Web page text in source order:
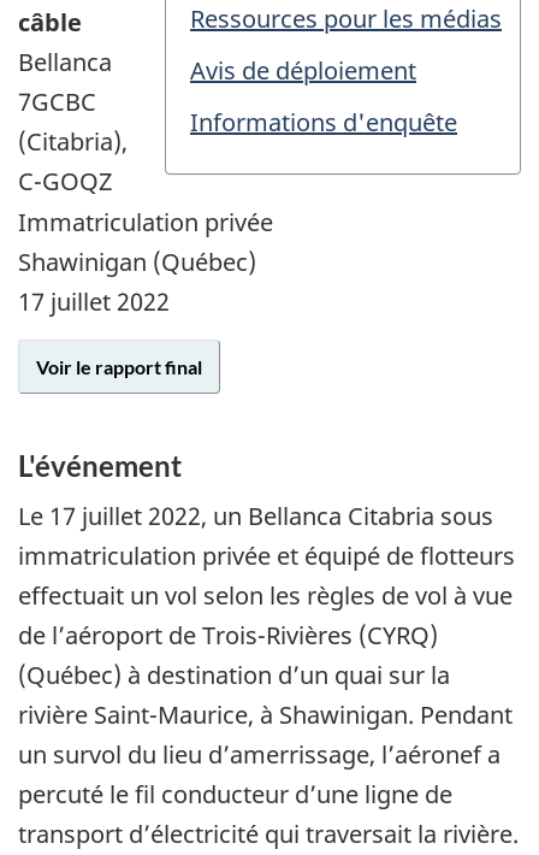
Ressources pour les médias
Avis de déploiement
Informations d'enquête
câble
Bellanca
7GCBC
(Citabria),
C-GOQZ
Immatriculation privée
Shawinigan (Québec)
17 juillet 2022
Voir le rapport final
L'événement
Le 17 juillet 2022, un Bellanca Citabria sous
immatriculation privée et équipé de flotteurs
effectuait un vol selon les règles de vol à vue
de l’aéroport de Trois-Rivières (CYRQ)
(Québec) à destination d’un quai sur la
rivière Saint-Maurice, à Shawinigan. Pendant
un survol du lieu d’amerrissage, l’aéronef a
percuté le fil conducteur d’une ligne de
transport d’électricité qui traversait la rivière.